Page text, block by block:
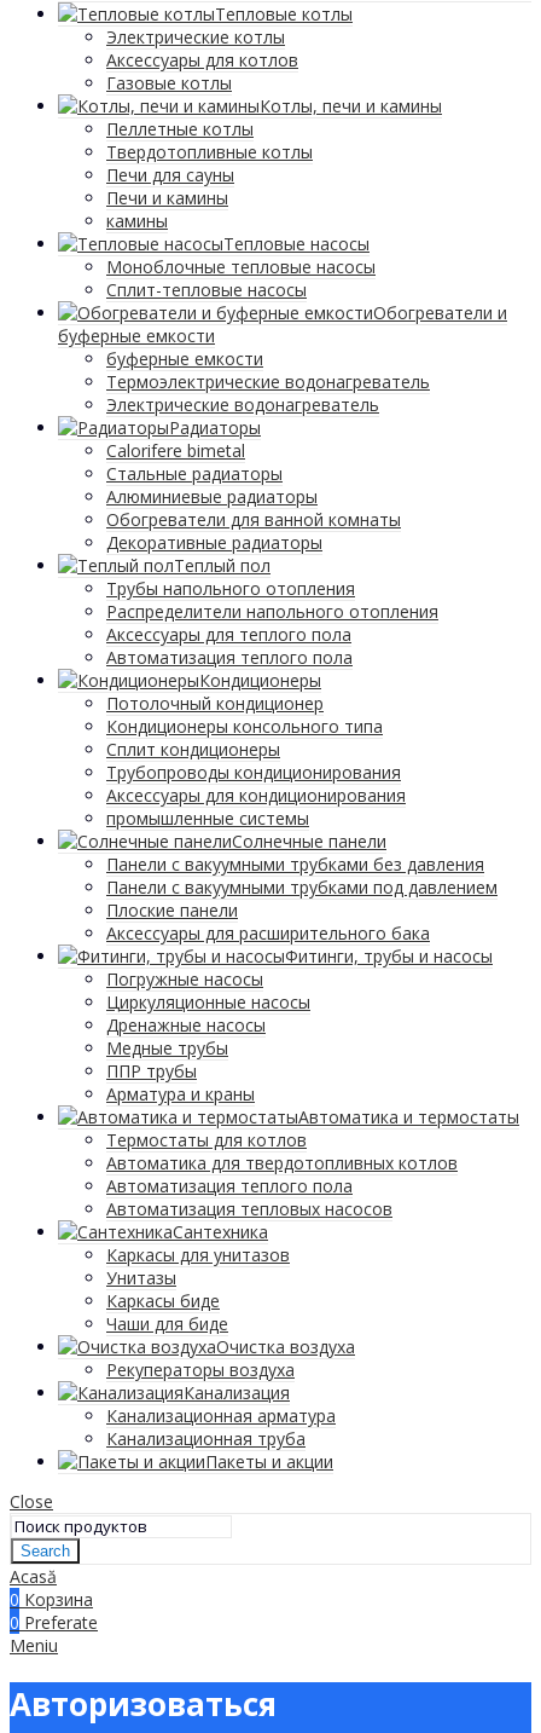
Тепловые котлы
Электрические котлы
Аксессуары для котлов
Газовые котлы
Котлы, печи и камины
Пеллетные котлы
Твердотопливные котлы
Печи для сауны
Печи и камины
камины
Тепловые насосы
Моноблочные тепловые насосы
Сплит-тепловые насосы
Обогреватели и
буферные емкости
буферные емкости
Термоэлектрические водонагреватель
Электрические водонагреватель
Радиаторы
Calorifere bimetal
Стальные радиаторы
Алюминиевые радиаторы
Обогреватели для ванной комнаты
Декоративные радиаторы
Tеплый пол
Трубы напольного отопления
Распределители напольного отопления
Аксессуары для теплого пола
Автоматизация теплого пола
Кондиционеры
Потолочный кондиционер
Кондиционеры консольного типа
Сплит кондиционеры
Трубопроводы кондиционирования
Аксессуары для кондиционирования
промышленные системы
Солнечные панели
Панели с вакуумными трубками без давления
Панели с вакуумными трубками под давлением
Плоские панели
Аксессуары для расширительного бака
Фитинги, трубы и насосы
Погружные насосы
Циркуляционные насосы
Дренажные насосы
Медные трубы
ППР трубы
Арматура и краны
Автоматика и термостаты
Термостаты для котлов
Автоматика для твердотопливных котлов
Автоматизация теплого пола
Автоматизация тепловых насосов
Сантехника
Каркасы для унитазов
Унитазы
Каркасы биде
Чаши для биде
Очистка воздуха
Рекуператоры воздуха
Канализация
Канализационная арматура
Канализационная труба
Пакеты и акции
Close
Search
Acasă
0 Корзина
0 Preferate
Meniu
Авторизоваться